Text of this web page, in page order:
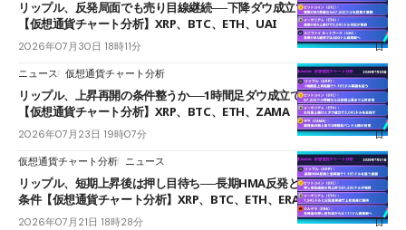
リップル、反発局面でも売り目線継続──下降ダウ成立で下値追う展開
【仮想通貨チャート分析】XRP、BTC、ETH、UAI
2026年07月30日 18時11分
ニュース 仮想通貨チャート分析
リップル、上昇再開の条件整うか──1時間足ダウ成立で1.185ドルを狙う
【仮想通貨チャート分析】XRP、BTC、ETH、ZAMA
2026年07月23日 19時07分
仮想通貨チャート分析 ニュース
リップル、短期上昇後は押し目待ち──長期HMA反発と雲上抜けが買い
条件【仮想通貨チャート分析】XRP、BTC、ETH、ERA
2026年07月21日 18時28分